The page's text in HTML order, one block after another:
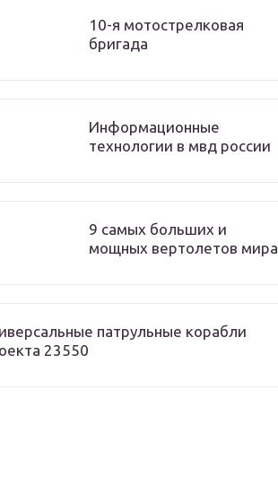
10-я мотострелковая
бригада
Информационные
технологии в мвд россии
9 самых больших и
мощных вертолетов мира
патрульные корабли
23550